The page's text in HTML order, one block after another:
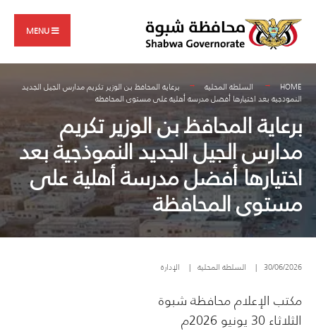
content
MENU
HOME السلطة المحلية
برعاية المحافظ بن الوزير تكريم مدارس الجيل الجديد
النموذجية بعد اختيارها أفضل مدرسة أهلية على مستوى المحافظة
برعاية المحافظ بن الوزير تكريم
مدارس الجيل الجديد النموذجية بعد
اختيارها أفضل مدرسة أهلية على
مستوى المحافظة
30/06/2026
| السلطة المحلية | الإدارة
مكتب الإعلام محافظة شبوة
الثلاثاء 30 يونيو 2026م
for: